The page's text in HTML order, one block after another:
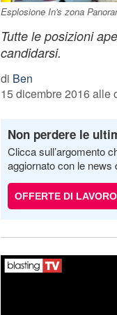
Esplosione In's zona
Tutte le posizioni
candidarsi.
di Ben
15 dicembre 2016 alle
Non perdere le
Clicca sull’argomento
aggiornato con le news
OFFERTE DI LAVORO